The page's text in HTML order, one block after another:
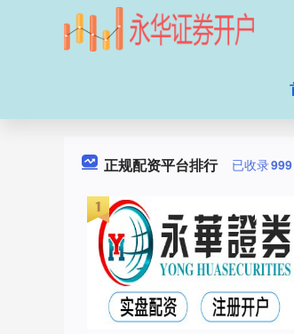
正规配资平台排行 已收录999